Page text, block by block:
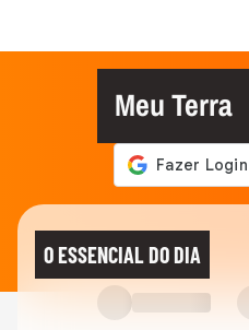
Meu Terra
O ESSENCIAL DO DIA